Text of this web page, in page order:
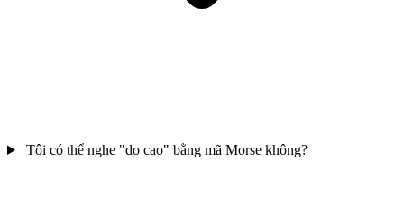
Tôi có thể nghe "do cao" bằng mã Morse không?